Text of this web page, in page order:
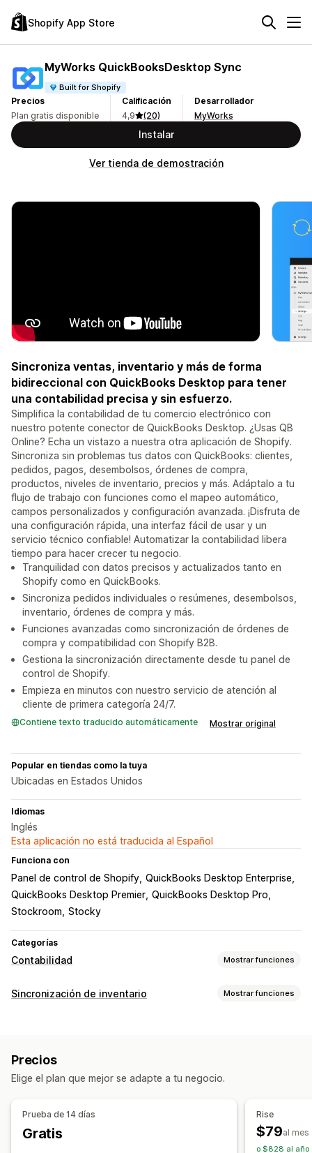
Shopify App Store
MyWorks QuickBooksDesktop Sync
Built for Shopify
Precios
Plan gratis disponible
Calificación
4,9
(20)
Desarrollador
MyWorks
Instalar
Ver tienda de demostración
Sincroniza ventas, inventario y más de forma
bidireccional con QuickBooks Desktop para tener
una contabilidad precisa y sin esfuerzo.
Simplifica la contabilidad de tu comercio electrónico con
nuestro potente conector de QuickBooks Desktop. ¿Usas QB
Online? Echa un vistazo a nuestra otra aplicación de Shopify.
Sincroniza sin problemas tus datos con QuickBooks: clientes,
pedidos, pagos, desembolsos, órdenes de compra,
productos, niveles de inventario, precios y más. Adáptalo a tu
flujo de trabajo con funciones como el mapeo automático,
campos personalizados y configuración avanzada. ¡Disfruta de
una configuración rápida, una interfaz fácil de usar y un
servicio técnico confiable! Automatizar la contabilidad libera
tiempo para hacer crecer tu negocio.
Tranquilidad con datos precisos y actualizados tanto en
Shopify como en QuickBooks.
Sincroniza pedidos individuales o resúmenes, desembolsos,
inventario, órdenes de compra y más.
Funciones avanzadas como sincronización de órdenes de
compra y compatibilidad con Shopify B2B.
Gestiona la sincronización directamente desde tu panel de
control de Shopify.
Empieza en minutos con nuestro servicio de atención al
cliente de primera categoría 24/7.
Contiene texto traducido automáticamente Mostrar original
Popular en tiendas como la tuya
Ubicadas en Estados Unidos
Idiomas
Inglés
Esta aplicación no está traducida al Español
Funciona con
Panel de control de Shopify QuickBooks Desktop Enterprise
QuickBooks Desktop Premier QuickBooks Desktop Pro
Stockroom Stocky
Categorías
Contabilidad Mostrar funciones
Informes financieros
Operaciones financieras
Facturación
Cuentas por cobrar
Términos netos
Múltiples tiendas
Sincronización de datos automatizada
Sincronización de inventario Mostrar funciones
Multicanal
Programado Personalizado
Notificaciones personalizadas
Alertas de correo electrónico
Precios
Elige el plan que mejor se adapte a tu negocio.
Prueba de 14 días
Gratis
Rise
$79al mes
o $828 al año